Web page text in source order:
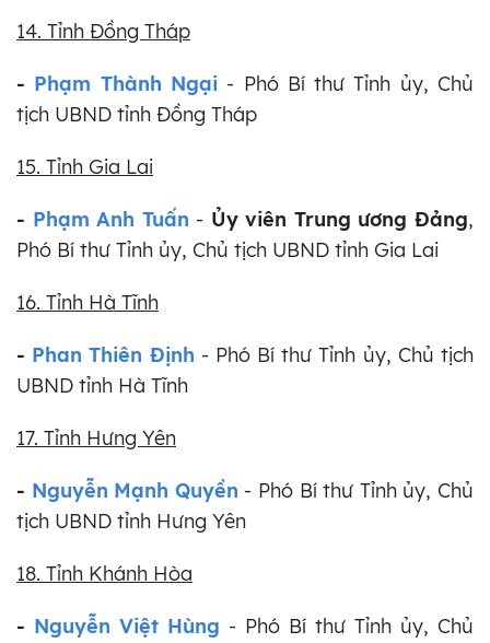
14. Tỉnh Đồng Tháp
- Phạm Thành Ngại- Phó Bí thư Tỉnh ủy, Chủ
tịch UBND tỉnh Đồng Tháp
15. Tỉnh Gia Lai
- Phạm Anh Tuấn - Ủy viên Trung ương Đảng,
Phó Bí thư Tỉnh ủy, Chủ tịch UBND tỉnh Gia Lai
16. Tỉnh Hà Tĩnh
- Phan Thiên Định - Phó Bí thư Tỉnh ủy, Chủ tịch
UBND tỉnh Hà Tĩnh
17. Tỉnh Hưng Yên
- Nguyễn Mạnh Quyền - Phó Bí thư Tỉnh ủy, Chủ
tịch UBND tỉnh Hưng Yên
18. Tỉnh Khánh Hòa
- Nguyễn Việt Hùng - Phó Bí thư Tỉnh ủy, Chủ